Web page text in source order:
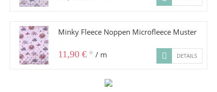
Minky Fleece Noppen Microfleece Muster
11,90 € * / m DETAILS